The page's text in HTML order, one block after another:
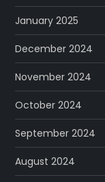
January 2025
December 2024
November 2024
October 2024
September 2024
August 2024